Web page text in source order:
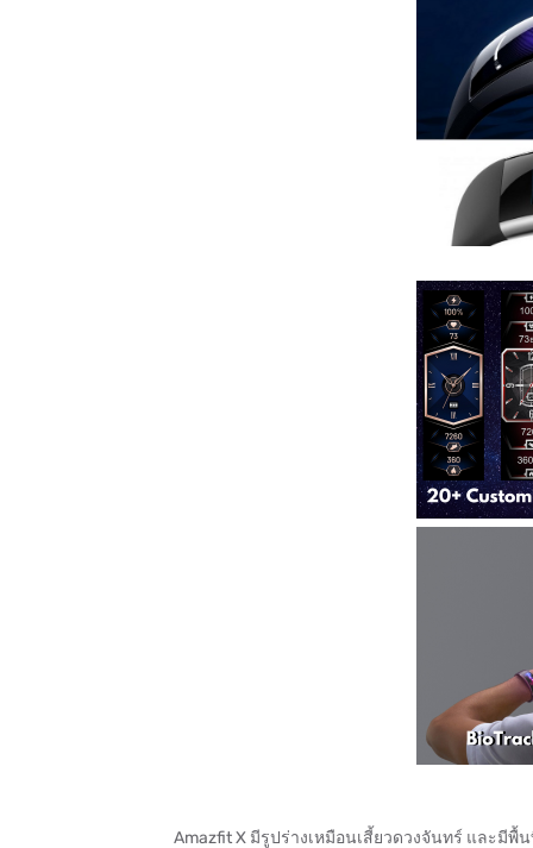
Amazfit X มีรูปร่างเหมือนเสี้ยวดวงจันทร์ และมี